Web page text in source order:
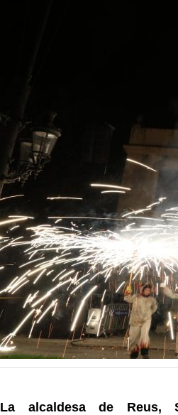
La alcaldesa de Reus,